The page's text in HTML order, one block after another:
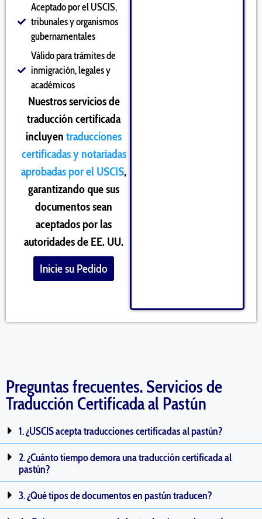
Aceptado por el USCIS,
tribunales y organismos
gubernamentales
Válido para trámites de
inmigración, legales y
académicos
Nuestros servicios de
traducción certificada
incluyentraducciones
certificadas y notariadas
aprobadas por el USCIS,
garantizando que sus
documentos sean
aceptados por las
autoridades de EE. UU.
Inicie su Pedido
Preguntas frecuentes. Servicios de
Traducción Certificada al Pastún
1. ¿USCIS acepta traducciones certificadas al pastún?
2. ¿Cuánto tiempo demora una traducción certificada al
pastún?
3. ¿Qué tipos de documentos en pastún traducen?